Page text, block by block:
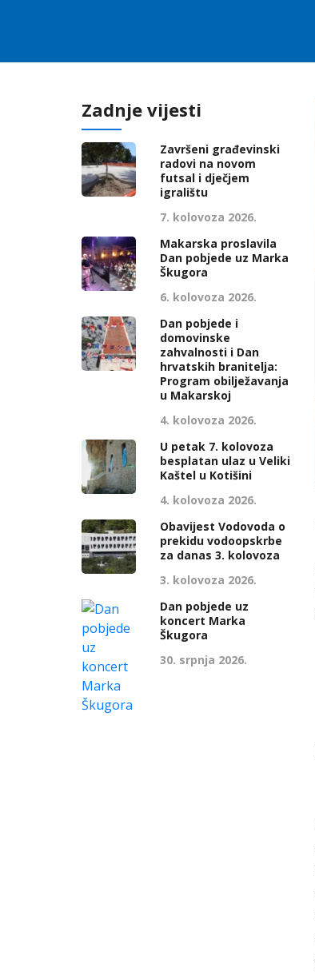
Zadnje vijesti
Završeni građevinski
radovi na novom
futsal i dječjem
igralištu
7. kolovoza 2026.
Makarska proslavila
Dan pobjede uz Marka
Škugora
6. kolovoza 2026.
Dan pobjede i
domovinske
zahvalnosti i Dan
hrvatskih branitelja:
Program obilježavanja
u Makarskoj
4. kolovoza 2026.
U petak 7. kolovoza
besplatan ulaz u Veliki
Kaštel u Kotišini
4. kolovoza 2026.
Obavijest Vodovoda o
prekidu vodoopskrbe
za danas 3. kolovoza
3. kolovoza 2026.
Dan pobjede uz
koncert Marka
Škugora
30. srpnja 2026.